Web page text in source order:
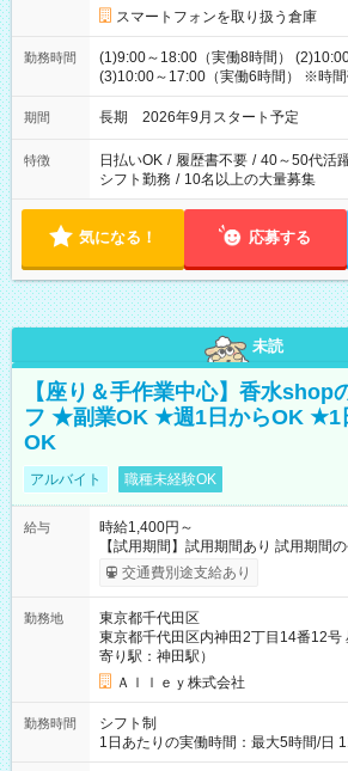
スマートフォンを取り扱う倉庫
勤務時間
(1)9:00～18:00（実働8時間）
(3)10:00～17:00（実働6時間） ※時
期間 長期 2026年9月スタート予定
特徴 日払いOK / 履歴書不要 / 40～50代活
シフト勤務 / 10名以上の大量募集
気になる！ 応募する
未読
【座り＆手作業中心】香水shop
フ ★副業OK ★週1日からOK ★1
OK
アルバイト 職種未経験OK
給与
時給1,400円～
【試用期間】試用期間あり 試用期間
給与は本採用時と同じです。
交通費別途支給あり
勤務地
東京都千代田区
東京都千代田区内神田2丁目14番12号
寄り駅：神田駅）
Ａｌｌｅｙ株式会社
勤務時間
シフト制
1日あたりの実働時間：最大5時間/日
実働時間：1-5時間 └上記の時間帯内